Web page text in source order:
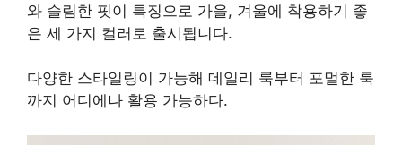
와 슬림한 핏이 특징으로 가을, 겨울에 착용하기 좋
은 세 가지 컬러로 출시됩니다.
다양한 스타일링이 가능해 데일리 룩부터 포멀한 룩
까지 어디에나 활용 가능하다.